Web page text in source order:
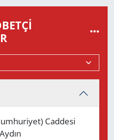
Caddesi